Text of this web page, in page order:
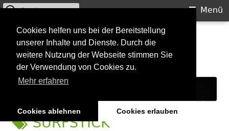
Cookies helfen uns bei der Bereitstellung
unserer Inhalte und Dienste. Durch die
weitere Nutzung der Webseite stimmen Sie
der Verwendung von Cookies zu.
Mehr erfahren
Cookies ablehnen Cookies erlauben
Springe
Inhalt
Starkilla
Konzertberichte und mehr
Primäres
Menü
Menü
Suchen
SCHLAGWORT:
SURFSTICK